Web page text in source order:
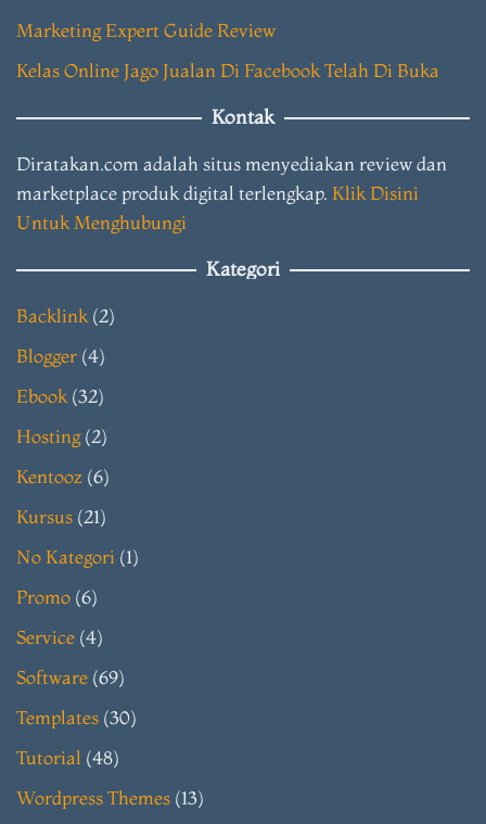
Marketing Expert Guide Review
Kelas Online Jago Jualan Di Facebook Telah Di Buka
Kontak
Diratakan.com adalah situs menyediakan review dan
marketplace produk digital terlengkap. Klik Disini
Untuk Menghubungi
Kategori
Backlink (2)
Blogger (4)
Ebook (32)
Hosting(2)
Kentooz (6)
Kursus (21)
No Kategori (1)
Promo (6)
Service (4)
Software (69)
Templates (30)
Tutorial (48)
Wordpress Themes (13)